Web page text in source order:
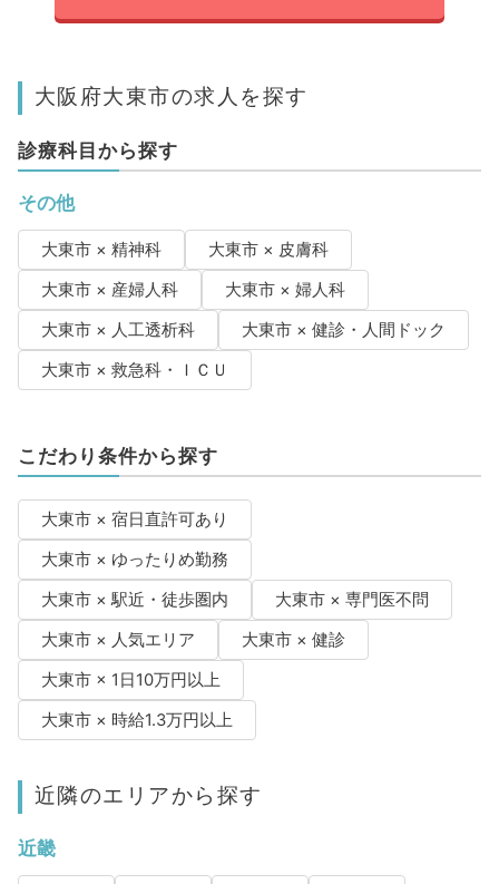
大阪府大東市の求人を探す
診療科目から探す
その他
大東市 × 精神科
大東市 × 皮膚科
大東市 × 産婦人科
大東市 × 婦人科
大東市 × 人工透析科
大東市 × 健診・人間ドック
大東市 × 救急科・ＩＣＵ
こだわり条件から探す
大東市 × 宿日直許可あり
大東市 × ゆったりめ勤務
大東市 × 駅近・徒歩圏内
大東市 × 専門医不問
大東市 × 人気エリア
大東市 × 健診
大東市 × 1日10万円以上
大東市 × 時給1.3万円以上
近隣のエリアから探す
近畿